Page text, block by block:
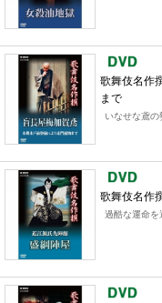
歌舞伎名作
まで
いなせな鳶の
歌舞伎名作
過酷な運命を